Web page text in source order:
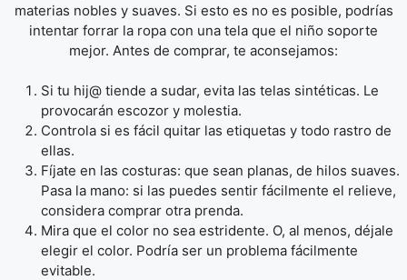
materias nobles y suaves. Si esto es no es posible, podrías
intentar forrar la ropa con una tela que el niño soporte
mejor. Antes de comprar, te aconsejamos:
Si tu hij@ tiende a sudar, evita las telas sintéticas. Le
provocarán escozor y molestia.
Controla si es fácil quitar las etiquetas y todo rastro de
ellas.
Fíjate en las costuras: que sean planas, de hilos suaves.
Pasa la mano: si las puedes sentir fácilmente el relieve,
considera comprar otra prenda.
Mira que el color no sea estridente. O, al menos, déjale
elegir el color. Podría ser un problema fácilmente
evitable.